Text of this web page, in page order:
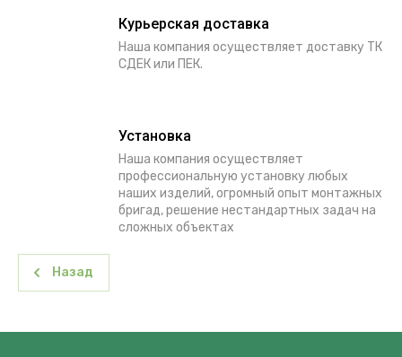
Курьерская доставка
Наша компания осуществляет доставку ТК
СДЕК или ПЕК.
Установка
Наша компания осуществляет
профессиональную установку любых
наших изделий, огромный опыт монтажных
бригад, решение нестандартных задач на
сложных объектах
Назад